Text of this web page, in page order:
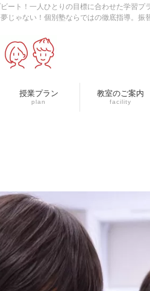
ート！一人ひとりの目標に合わせた学習
じゃない！個別塾ならではの徹底指導。振
授業プラン
plan
教室のご案内
facility